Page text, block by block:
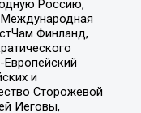
Россию,
Международная
Финланд,
и
Сторожевой
Иеговы,